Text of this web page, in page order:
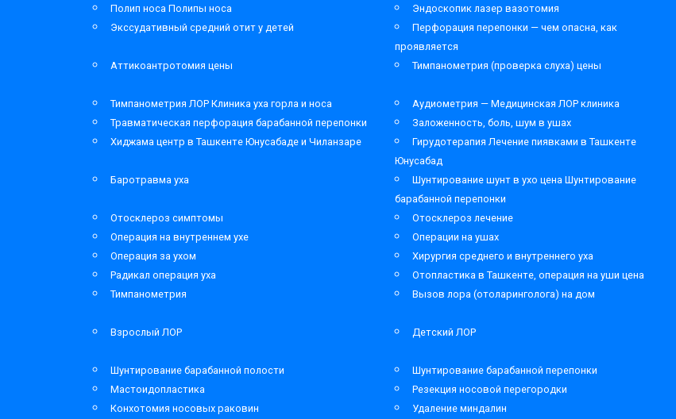
Полип носа Полипы носа
Эндоскопик лазер вазотомия
Экссудативный средний отит у детей
Перфорация перепонки — чем опасна, как
проявляется
Аттикоантротомия цены Тимпанометрия (проверка слуха) цены
Тимпанометрия ЛОР Клиника уха горла и носа
Аудиометрия — Медицинская ЛОР клиника
Травматическая перфорация барабанной перепонки
Заложенность, боль, шум в ушах
Хиджама центр в Ташкенте Юнусабаде и Чиланзаре
Гирудотерапия Лечение пиявками в Ташкенте
Юнусабад
Баротравма уха
Шунтирование шунт в ухо цена Шунтирование
барабанной перепонки
Отосклероз симптомы Отосклероз лечение
Операция на внутреннем ухе
Операции на ушах
Операция за ухом
Хирургия среднего и внутреннего уха
Радикал операция уха
Отопластика в Ташкенте, операция на уши цена
Тимпанометрия
Вызов лора (отоларинголога) на дом
Взрослый ЛОР
Детский ЛОР
Шунтирование барабанной полости
Шунтирование барабанной перепонки
Мастоидопластика
Резекция носовой перегородки
Конхотомия носовых раковин
Удаление миндалин